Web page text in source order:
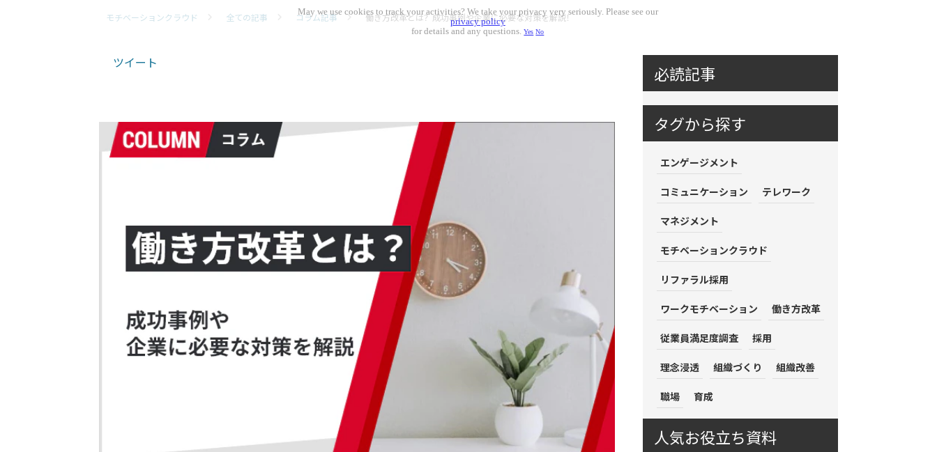
モチベーションクラウド 全ての記事 コラム記事 働き方改革とは？成功事例や企業に必要な対策を解説！
ツイート 必読記事
タグから探す
エンゲージメント
コミュニケーション テレワーク
マネジメント
モチベーションクラウド
リファラル採用
ワークモチベーション 働き方改革
従業員満足度調査 採用
理念浸透 組織づくり 組織改善
職場 育成
人気お役立ち資料
May we use cookies to track your activities? We take your privacy very seriously. Please see our
privacy policy
for details and any questions.Yes No